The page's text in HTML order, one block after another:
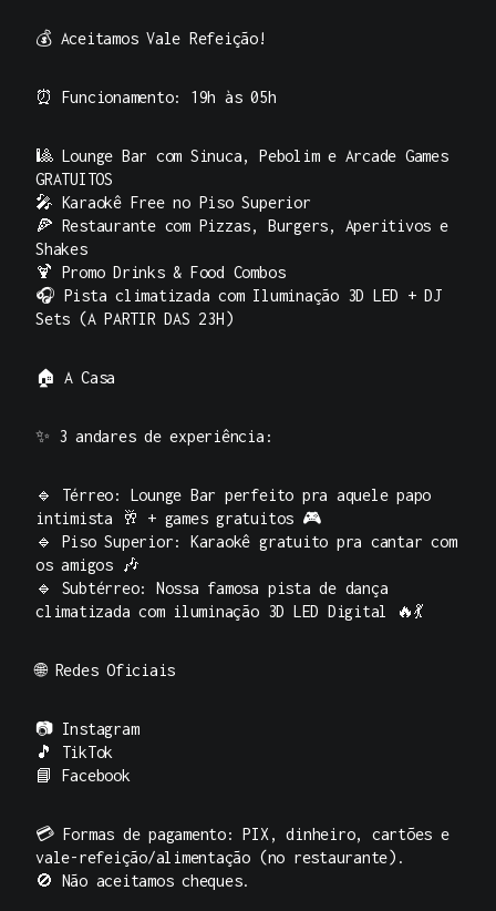
💰 Aceitamos Vale Refeição!
⏰ Funcionamento: 19h às 05h
🎱 Lounge Bar com Sinuca, Pebolim e Arcade Games
GRATUITOS
🎤 Karaokê Free no Piso Superior
🍕 Restaurante com Pizzas, Burgers, Aperitivos e
Shakes
🍹 Promo Drinks & Food Combos
🎧 Pista climatizada com Iluminação 3D LED + DJ
Sets (A PARTIR DAS 23H)
🏠 A Casa
✨ 3 andares de experiência:
🔹 Térreo: Lounge Bar perfeito pra aquele papo
intimista 🥂 + games gratuitos 🎮
🔹 Piso Superior: Karaokê gratuito pra cantar com
os amigos 🎶
🔹 Subtérreo: Nossa famosa pista de dança
climatizada com iluminação 3D LED Digital 🔥💃
🌐 Redes Oficiais
📷 Instagram
🎵 TikTok
📘
Facebook
💳 Formas de pagamento: PIX, dinheiro, cartões e
vale-refeição/alimentação (no restaurante).
🚫 Não aceitamos cheques.